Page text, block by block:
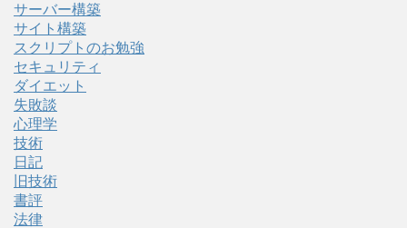
サーバー構築
サイト構築
スクリプトのお勉強
セキュリティ
ダイエット
失敗談
心理学
技術
日記
旧技術
書評
法律